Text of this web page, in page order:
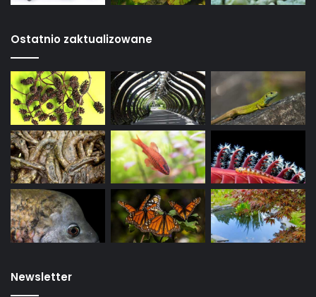
Ostatnio zaktualizowane
Newsletter